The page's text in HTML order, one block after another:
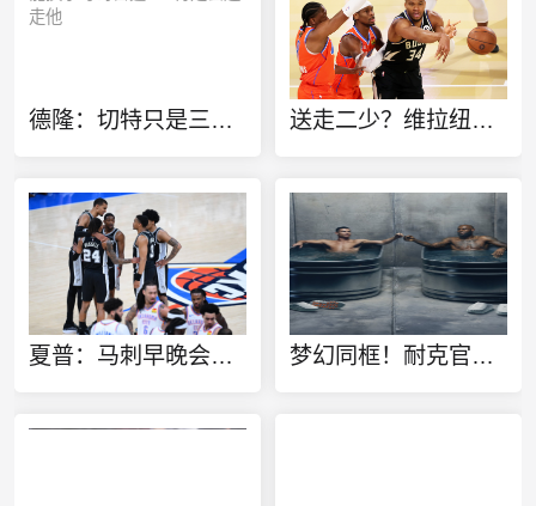
德隆：切特只是三当家 若能换字母哥雷霆GM肯定会送走他 送走二少？维拉纽瓦：雷霆该用切特+多特+杰伦威去换字母哥
夏普：马刺早晚会送走福克斯 哈珀太强了不能总让他打替补 梦幻同框！耐克官方晒詹姆斯C罗同泡冰水浴广告：定义伟大